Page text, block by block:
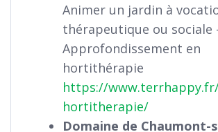
Animer un jardin à
thérapeutique ou sociale
Approfondissement en
hortithérapie
https://
hortitherapie/
Domaine de Chaumont-